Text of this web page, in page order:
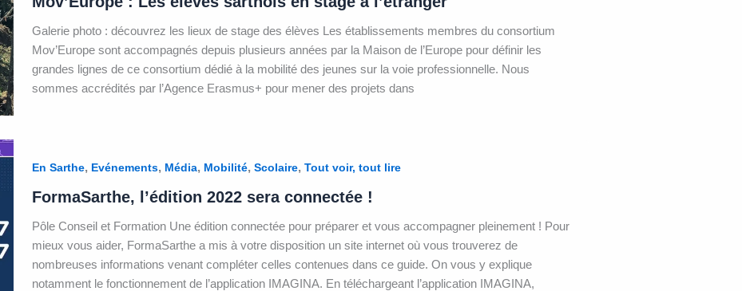
Galerie photo : découvrez les lieux de stage des élèves Les établissements membres du consortium
Mov’Europe sont accompagnés depuis plusieurs années par la Maison de l’Europe pour définir les
grandes lignes de ce consortium dédié à la mobilité des jeunes sur la voie professionnelle. Nous
sommes accrédités par l’Agence Erasmus+ pour mener des projets dans
En Sarthe, Evénements, Média, Mobilité, Scolaire, Tout voir, tout lire
FormaSarthe, l’édition 2022 sera connectée !
Pôle Conseil et Formation Une édition connectée pour préparer et vous accompagner pleinement ! Pour
mieux vous aider, FormaSarthe a mis à votre disposition un site internet où vous trouverez de
nombreuses informations venant compléter celles contenues dans ce guide. On vous y explique
notamment le fonctionnement de l’application IMAGINA. En téléchargeant l’application IMAGINA,